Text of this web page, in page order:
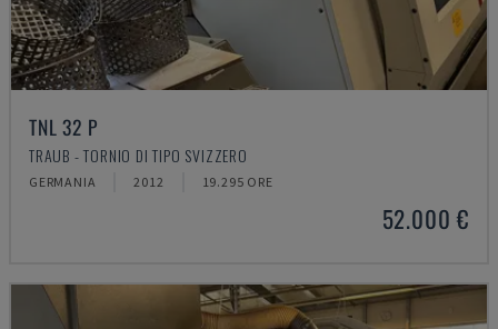
TNL 32 P
TRAUB - TORNIO DI TIPO SVIZZERO
GERMANIA 2012 19.295 ORE
52.000 €